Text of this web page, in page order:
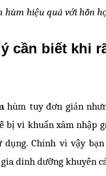
hùm hiệu quả với hỗn
cần biết khi
hùm tuy đơn giản
bị vi khuẩn xâm nhập
dụng. Chính vì vậy
dinh dưỡng khuyến